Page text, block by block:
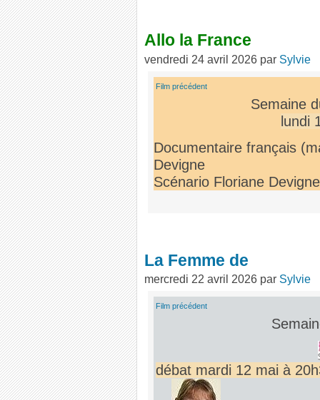
Allo la France
vendredi 24 avril 2026 par Sylvie
Film précédent
Semaine
lundi
Documentaire français
Devigne
Scénario Floriane
La Femme de
mercredi 22 avril 2026 par Sylvie
Film précédent
débat mardi 12 mai à